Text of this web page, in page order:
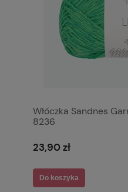
Włóczka Sandnes
8236
23,90 zł
Do koszyka